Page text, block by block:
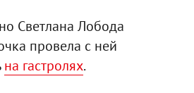
Светлана Лобода
провела с ней
на гастролях.